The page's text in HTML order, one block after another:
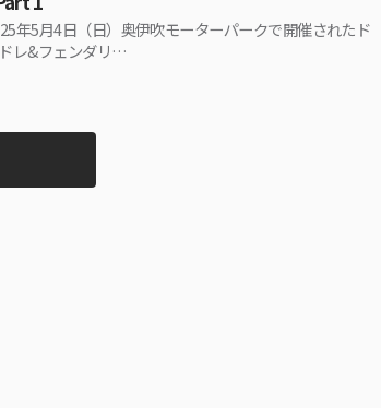
年5月4日（日）奥伊吹モーターパークで開催されたド
レ&フェンダリ…